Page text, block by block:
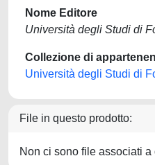
Nome Editore
Università degli Studi di
Collezione di
Università degli Studi di
File in questo prodotto:
Non ci sono file associati a